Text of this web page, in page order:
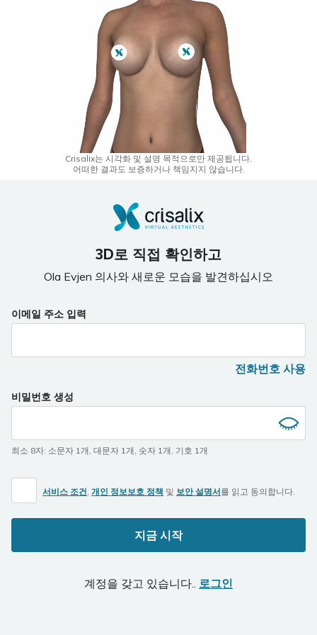
Crisalix는 시각화 및 설명 목적으로만 제공됩니다.
어떠한 결과도 보증하거나 책임지지 않습니다.
3D로 직접 확인하고
Ola Evjen 의사와 새로운 모습을 발견하십시오
이메일 주소 입력
전화번호 사용
비밀번호 생성
최소 8자: 소문자 1개, 대문자 1개, 숫자 1개, 기호 1개
서비스 조건 개인 정보보호 정책 및 보안 설명서를 읽고 동의합니다.
지금 시작
계정을 갖고 있습니다.. 로그인